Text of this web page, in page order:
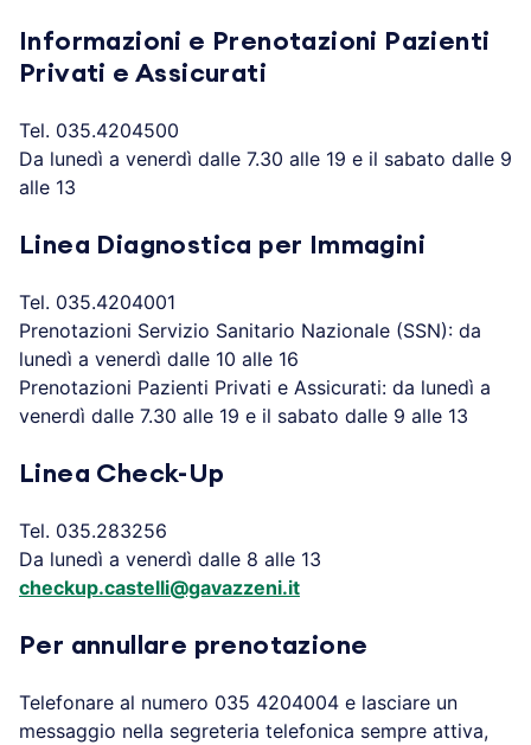
Informazioni e Prenotazioni Pazienti
Privati e Assicurati
Tel. 035.4204500
Da lunedì a venerdì dalle 7.30 alle 19 e il sabato dalle 9
alle 13
Linea Diagnostica per Immagini
Tel. 035.4204001
Prenotazioni Servizio Sanitario Nazionale (SSN): da
lunedì a venerdì dalle 10 alle 16
Prenotazioni Pazienti Privati e Assicurati: da lunedì a
venerdì dalle 7.30 alle 19 e il sabato dalle 9 alle 13
Linea Check-Up
Tel. 035.283256
Da lunedì a venerdì dalle 8 alle 13
checkup.castelli@gavazzeni.it
Per annullare prenotazione
Telefonare al numero 035 4204004 e lasciare un
messaggio nella segreteria telefonica sempre attiva,